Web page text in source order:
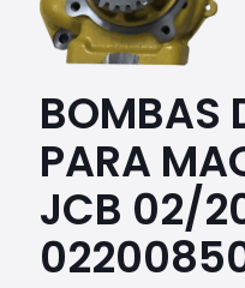
BOMBAS
PARA
JCB 02/